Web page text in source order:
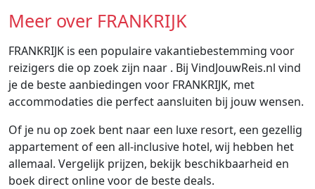
Meer over FRANKRIJK
FRANKRIJK is een populaire vakantiebestemming voor
reizigers die op zoek zijn naar . Bij VindJouwReis.nl vind
je de beste aanbiedingen voor FRANKRIJK, met
accommodaties die perfect aansluiten bij jouw wensen.
Of je nu op zoek bent naar een luxe resort, een gezellig
appartement of een all-inclusive hotel, wij hebben het
allemaal. Vergelijk prijzen, bekijk beschikbaarheid en
boek direct online voor de beste deals.